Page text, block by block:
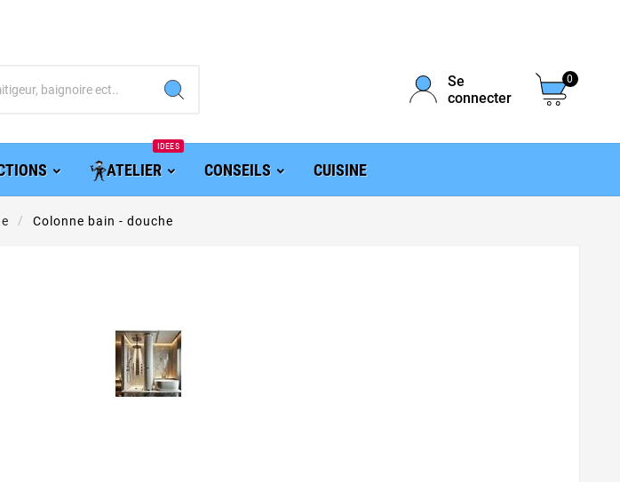
Se
connecter
0
ATELIER
IDEES
CONSEILS CUISINE
Colonne bain - douche